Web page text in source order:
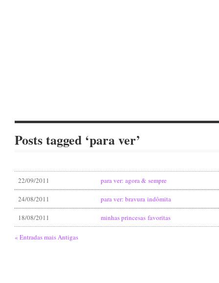
Posts tagged ‘para ver’
22/09/2011 para ver: agora & sempre
24/08/2011 para ver: bravura indômita
18/08/2011 minhas princesas favoritas
« Entradas mais Antigas